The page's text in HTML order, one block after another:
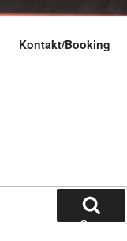
Kontakt/Booking
Søg